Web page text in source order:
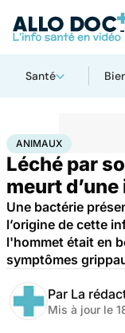
Santé
AccueilBien-être
ANIMAUX
Léché par
meurt
Une bactérie
l’origine de cette
l'hommet était en
symptômes
Par La
Mis à jour le